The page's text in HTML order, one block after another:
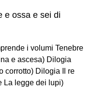
e ossa e sei di
i volumi Tenebre
e ascesa) Dilogia
corrotto) Dilogia Il re
La legge dei lupi)